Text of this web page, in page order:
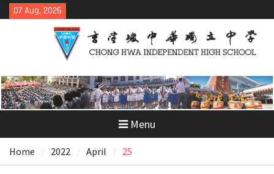
Skip
to
07 Aug, 2026
Menu
Home 2022 April 25